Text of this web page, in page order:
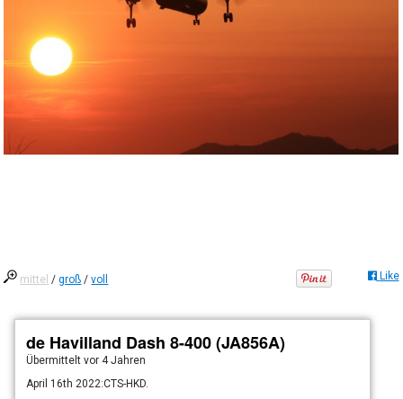
mittel /groß /voll Like
de Havilland Dash 8-400 (JA856A)
Übermitteltvor 4 Jahren
April 16th 2022:CTS-HKD.